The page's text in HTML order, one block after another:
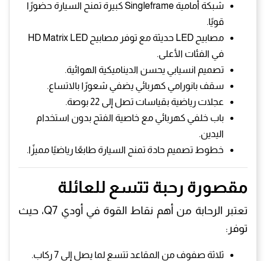
شبكة أمامية Singleframe كبيرة تمنح السيارة حضورًا
قويًا.
مصابيح LED حديثة مع توفر مصابيح HD Matrix LED
في الفئات الأعلى.
تصميم انسيابي يحسن الديناميكية الهوائية.
سقف بانورامي كهربائي يضفي شعورًا بالاتساع.
عجلات رياضية بقياسات تصل إلى 22 بوصة.
باب خلفي كهربائي مع خاصية الفتح بدون استخدام
اليدين.
خطوط تصميم حادة تمنح السيارة طابعًا رياضيًا مميزًا.
مقصورة رحبة تتسع للعائلة
تعتبر الرحابة من أهم نقاط القوة في أودي Q7، حيث
توفر:
ثلاثة صفوف من المقاعد تتسع لما يصل إلى 7 ركاب.